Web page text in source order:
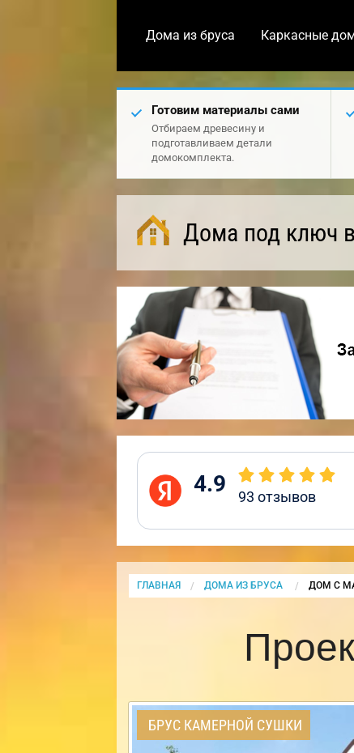
Дома из бруса Каркасные
Готовим материалы сами
Отбираем древесину и
подготавливаем детали
домокомплекта.
Дома под ключ
4.9 93 отзывов
ГЛАВНАЯ ДОМА ИЗ БРУСА ДОМ С
БРУС КАМЕРНОЙ СУШКИ